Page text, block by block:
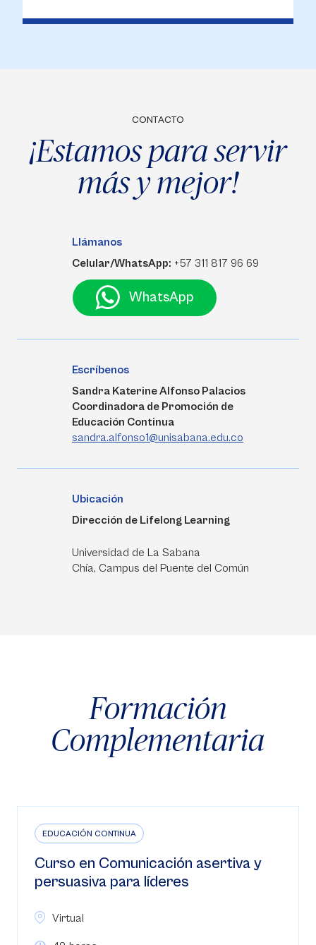
CONTACTO
¡Estamos para servir
más y mejor!
Llámanos
Celular/WhatsApp: +57 311 817 96 69
WhatsApp
Escríbenos
Sandra Katerine Alfonso Palacios
Coordinadora de Promoción de
Educación Continua
sandra.alfonso1@unisabana.edu.co
Ubicación
Dirección de Lifelong Learning
Universidad de La Sabana
Chía, Campus del Puente del Común
Formación
Complementaria
EDUCACIÓN CONTINUA
Curso en Comunicación asertiva y
persuasiva para líderes
Virtual